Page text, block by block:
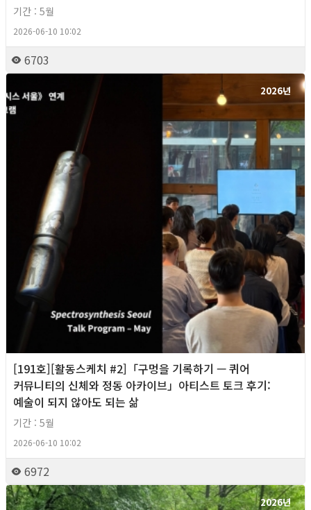
기간 : 5월
2026-06-10 10:02
6703
2026년
[191호][활동스케치 #2]「구멍을 기록하기 — 퀴어
커뮤니티의 신체와 정동 아카이브」아티스트 토크 후기:
예술이 되지 않아도 되는 삶
기간 : 5월
2026-06-10 10:02
6972
2026년